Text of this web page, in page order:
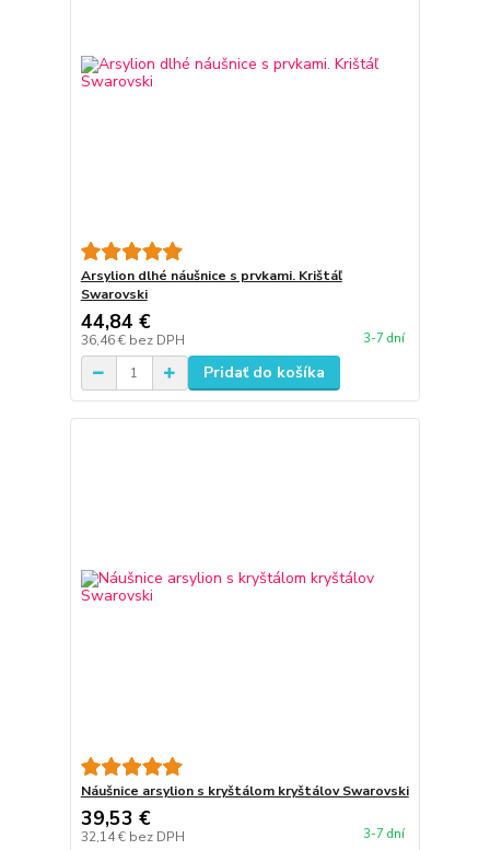
Arsylion dlhé náušnice s prvkami. Krištáľ
Swarovski
44,84 €
36,46 € bez DPH 3-7 dní
Pridať do košíka
Náušnice arsylion s kryštálom kryštálov Swarovski
39,53 €
32,14 € bez DPH 3-7 dní